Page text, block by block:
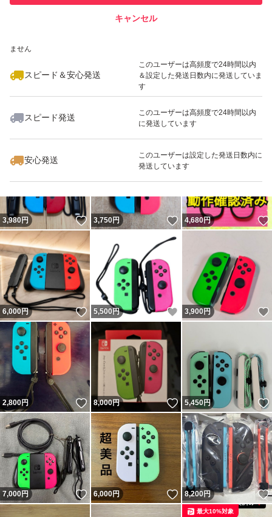
ません
スピード＆安心発送
このユーザーは高頻度で24時間以内
＆設定した発送日数内に発送していま
す
スピード発送
このユーザーは高頻度で24時間以内
に発送しています
安心発送
このユーザーは設定した発送日数内に
発送しています
キャンセル
いいね！
8,150
3,980円 いいね！
3,750円 いいね！
4,680円
6,000円 いいね！
5,500 円 いいね！
3,900円
2,800円 いいね！
8,000円 いいね！
5,450円
7,000円 いいね！
6,000円 いいね！
8,200円
最大10%対象